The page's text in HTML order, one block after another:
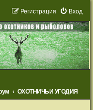
Вход
Регистрация
ОХОТНИЧЬИ УГОДИЯ